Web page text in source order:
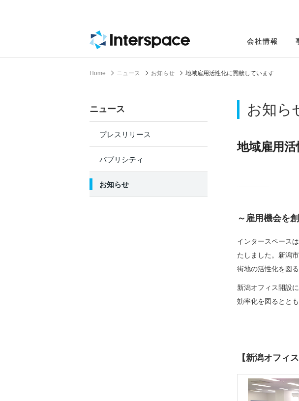
会社情報
Home ニュース お知らせ 地域雇用活性化に貢献しています
お知ら
地域雇用
～雇用機会を
インタースペース
たしました。新潟
街地の活性化を図る
新潟オフィス開設
効率化を図るとと
【新潟オフィス
ニュース
プレスリリース
パブリシティ
お知らせ